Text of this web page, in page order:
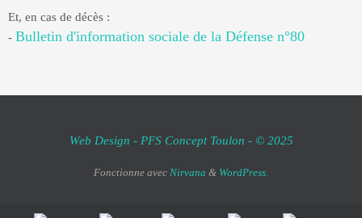
Et, en cas de décès :
- Bulletin d'information sociale de la Défense n°80
Web Design - PFS Concept Toulon - © 2025
Fonctionne avec Nirvana & WordPress.